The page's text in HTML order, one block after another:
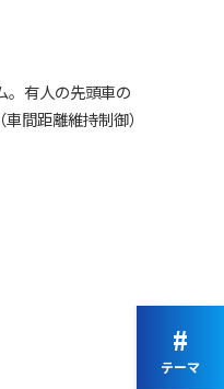
。有人の先頭車の
間距離維持制御）
#
テーマ